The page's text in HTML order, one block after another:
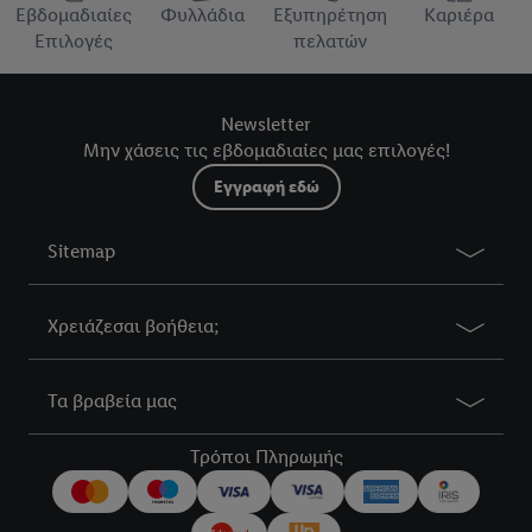
Εβδομαδιαίες
Επιλογές
Φυλλάδια
Εξυπηρέτηση
πελατών
Καριέρα
Newsletter
Μην χάσεις τις εβδομαδιαίες μας επιλογές!
Εγγραφή εδώ
Sitemap
Χρειάζεσαι βοήθεια;
Τα βραβεία μας
Τρόποι Πληρωμής